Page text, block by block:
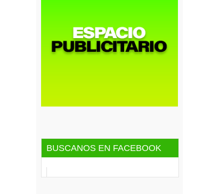
BUSCANOS EN FACEBOOK